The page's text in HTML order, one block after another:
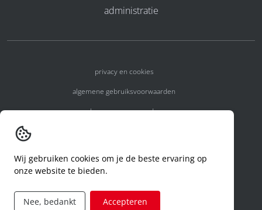
administratie
privacy en cookies
algemene gebruiksvoorwaarden
algemene voorwaarden
code of conduct
aanvraag rechten ivm privacy
Wij gebruiken cookies om je de beste ervaring op
onze website te bieden.
Nee, bedankt Accepteren